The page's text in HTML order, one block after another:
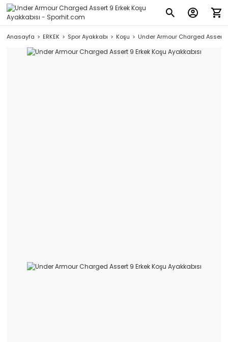
Anasayfa ERKEK Spor Ayakkabı Koşu Under Armour Charged Assert